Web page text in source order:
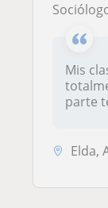
Sociólogo, Master
Mis
parte
Elda,